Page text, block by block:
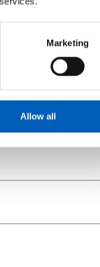
Marketing
Allow all